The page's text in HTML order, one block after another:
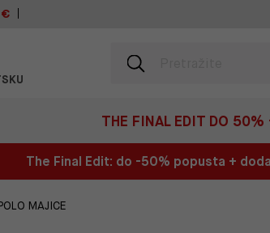
THE FINAL EDIT DO
The Final Edit: do -50% popusta +
MAJICE